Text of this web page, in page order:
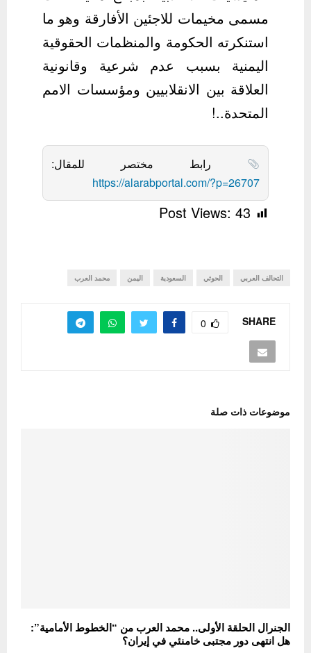
مسمى مخيمات للاجئين الأفارقة وهو ما
استنكرته الحكومة والمنظمات الحقوقية
اليمنية بسبب عدم شرعية وقانونية
العلاقة بين الانقلابيين ومؤسسات الامم
المتحدة..!
رابط مختصر للمقال:
https://alarabportal.com/?p=26707
Post Views: 43
التحالف العربي الحوثي السعودية اليمن محمد العرب
SHARE
0
موضوعات ذات صلة
الجنرال الحلقة الأولى.. محمد العرب من “الخطوط الأمامية”:
هل انتهى دور مجتبى خامنئي في إيران؟